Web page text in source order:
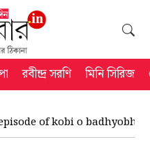
রবীন্দ্র সরণি মিনি সিরিজ
of kobi o